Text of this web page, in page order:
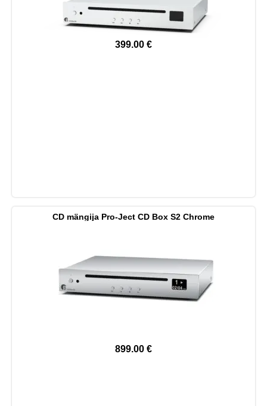
399.00 €
CD mängija Pro-Ject CD Box S2 Chrome
899.00 €